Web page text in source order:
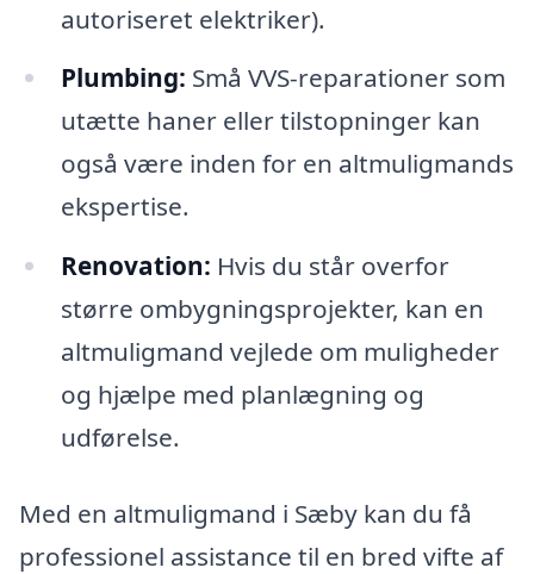
autoriseret elektriker).
Plumbing: Små VVS-reparationer som
utætte haner eller tilstopninger kan
også være inden for en altmuligmands
ekspertise.
Renovation: Hvis du står overfor
større ombygningsprojekter, kan en
altmuligmand vejlede om muligheder
og hjælpe med planlægning og
udførelse.
Med en altmuligmand i Sæby kan du få
professionel assistance til en bred vifte af